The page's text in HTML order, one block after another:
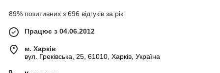
89% позитивних з 696 відгуків за рік
Працює з 04.06.2012
м. Харків
вул. Греківська, 25, 61010, Харків, Україна